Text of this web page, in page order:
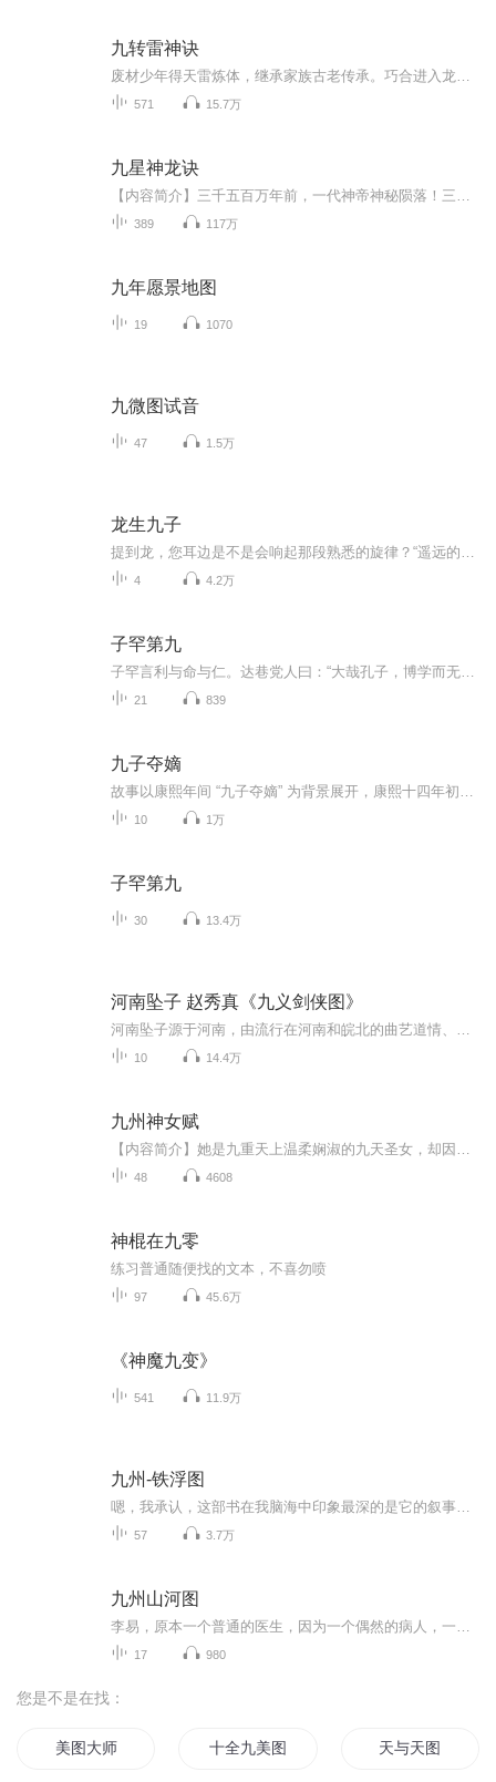
九转雷神诀
571 15.7万
九星神龙诀
389 117万
九年愿景地图
19 1070
九微图试音
47 1.5万
龙生九子
4 4.2万
子罕第九
21 839
九子夺嫡
10 1万
子罕第九
30 13.4万
河南坠子 赵秀真《九义剑侠图》
10 14.4万
九州神女赋
48 4608
神棍在九零
练习普通随便找的文本，不喜勿喷
97 45.6万
《神魔九变》
541 11.9万
九州-铁浮图
57 3.7万
九州山河图
17 980
您是不是在找：
美图大师 十全九美图 天与天图